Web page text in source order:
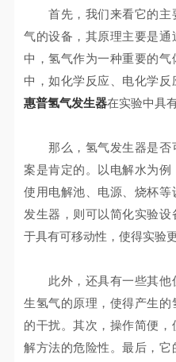
首先，我们来看它的主
气的设备，其原理主要是
中，氢气作为一种重要的
中，如化学反应、电化学反
惠普氢气发生器在实验中具
那么，氢气发生器是否
案是肯定的。以电解水为
使用电解池、电源、烧杯
发生器，则可以简化实验
于具有可移动性，使得实验
此外，还具有一些其他
生氢气的原理，使得产生
的干扰。其次，操作简便
解方法的危险性。最后，